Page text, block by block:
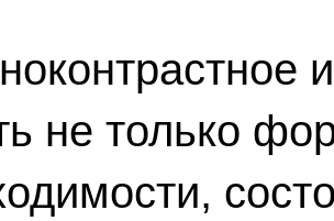
не только